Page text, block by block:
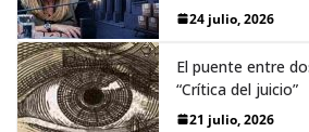
24 julio, 2026
El puente entre
“Crítica del juicio”
21 julio, 2026